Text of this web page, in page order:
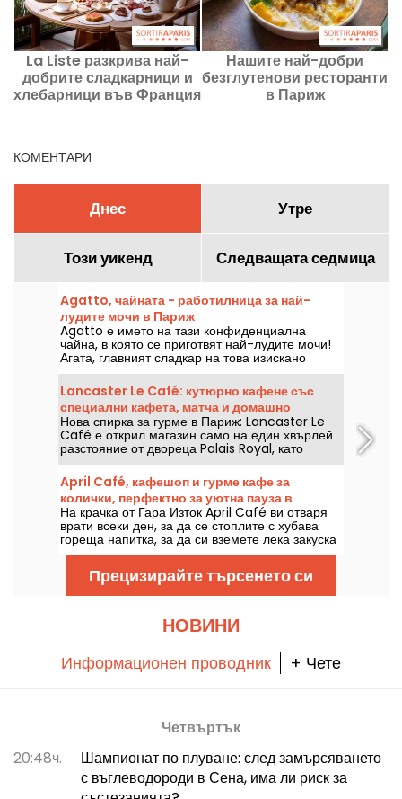
La Liste разкрива най-
добрите сладкарници и
хлебарници във Франция
Нашите най-добри
безглутенови ресторанти
в Париж
КОМЕНТАРИ
Днес Утре
Този уикенд Следващата седмица
Agatto, чайната - работилница за най-
лудите мочи в Париж
Agatto е името на тази конфиденциална
чайна, в която се приготвят най-лудите мочи!
Агата, главният сладкар на това изискано
място, предлага най-добрите мочи в Париж и
семинари, на които можете да се научите да ги
приготвяте. Ето една предварителна
информация.
Lancaster Le Café: кутюрно кафене със
специални кафета, матча и домашно
приготвени сладкиши
Нова спирка за гурме в Париж: Lancaster Le
Café е открил магазин само на един хвърлей
разстояние от двореца Palais Royal, като
привежда кафенетата в крак с модата.
Специални кафета, изключителна матча,
изискани чайове и домашно приготвени
сладкиши са задължителните продукти на
всяка маса от вторник до неделя.
April Café, кафешоп и гурме кафе за
колички, перфектно за уютна пауза в
десетия район на Париж.
На крачка от Гара Изток April Café ви отваря
врати всеки ден, за да се стоплите с хубава
гореща напитка, за да си вземете лека закуска
или да прекарате време спокойно и сухо.
Прецизирайте търсенето си
НОВИНИ
Информационен проводник + Чете
Четвъртък
20:48ч.
Шампионат по плуване: след замърсяването
с въглеводороди в Сена, има ли риск за